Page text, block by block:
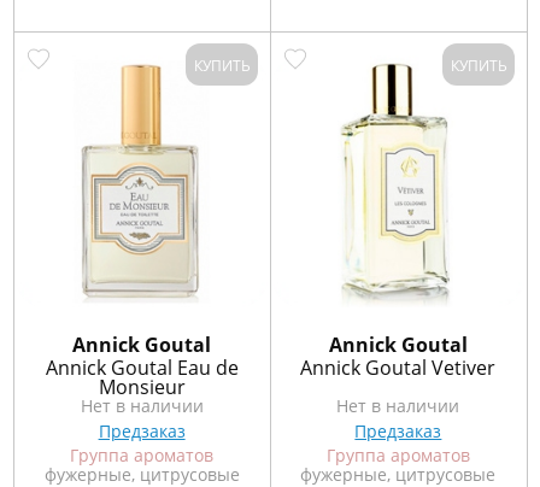
КУПИТЬ
Annick Goutal
Annick Goutal Eau de
Monsieur
Нет в наличии
Предзаказ
Группа ароматов
фужерные, цитрусовые
КУПИТЬ
Annick Goutal
Annick Goutal Vetiver
Нет в наличии
Предзаказ
Группа ароматов
фужерные, цитрусовые